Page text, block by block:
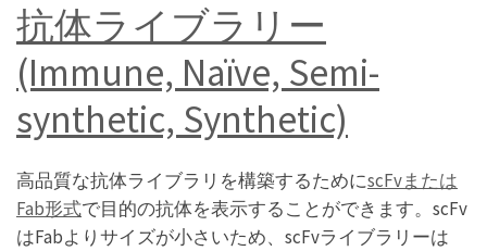
抗体ライブラリー
(Immune, Naïve, Semi-
synthetic, Synthetic)
高品質な抗体ライブラリを構築するためにscFvまたは
Fab形式で目的の抗体を表示することができます。scFv
はFabよりサイズが小さいため、scFvライブラリーは